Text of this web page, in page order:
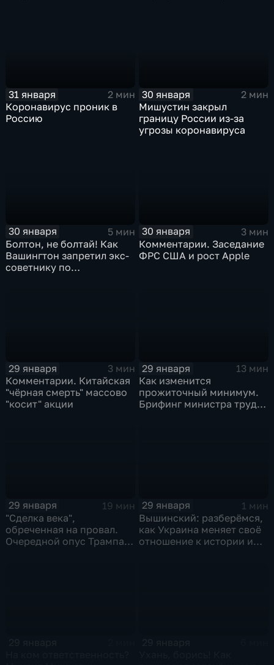
31 января
2 мин
Коронавирус проник в
Россию
30 января
2 мин
Мишустин закрыл
границу России из-за
угрозы коронавируса
30 января
5 мин
Болтон, не болтай! Как
Вашингтон запретил экс-
советнику по
30 января
3 мин
Комментарии. Заседание
ФРС США и рост Apple
29 января
3 мин
Комментарии. Китайская
"чёрная смерть" массово
"косит" акции
29 января
13 мин
Как изменится
прожиточный минимум.
Брифинг министра труда
29 января
19 мин
"Сделка века",
обреченная на провал.
Очередной опус Трампа.
29 января
1 мин
Вышинский: разберёмся,
как Украина меняет своё
отношение к истории и